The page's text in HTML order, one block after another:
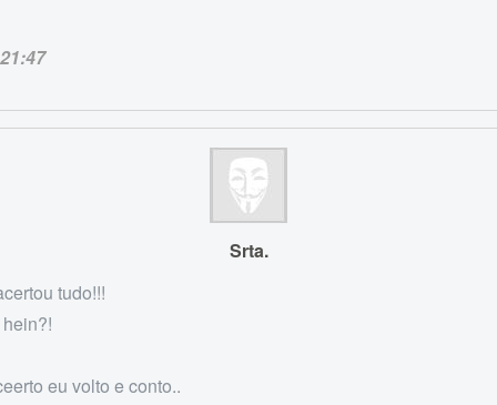
21:47
Srta.
tudo!!!
eu volto e conto..